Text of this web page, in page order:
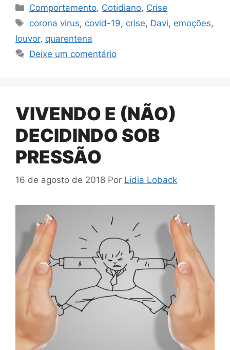
Categorias
Comportamento, Cotidiano, Crise
Tags
corona virus, covid-19, crise, Davi, emoções,
louvor, quarentena
Deixe um comentário
VIVENDO E (NÃO)
DECIDINDO SOB
PRESSÃO
16 de agosto de 2018 Por Lidia Loback